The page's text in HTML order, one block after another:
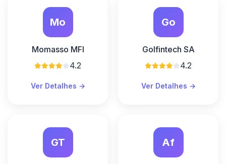
Mo
Momasso MFI
4.2
Ver Detalhes →
Go
Golfintech SA
4.2
Ver Detalhes →
GT Af